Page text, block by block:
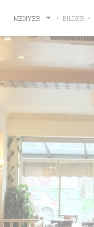
MENYER BILDER